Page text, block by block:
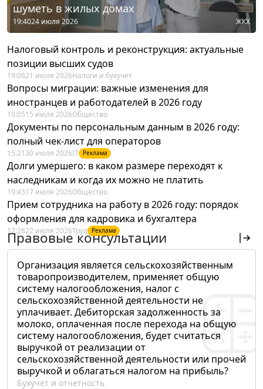
шуметь в жилых домах
19:4024 июля 2026 ЖКХ
Налоговый контроль и реконструкция: актуальные
позиции высших судов
19:0621 июля 2026Налоги и бухучет
Вопросы миграции: важные изменения для
иностранцев и работодателей в 2026 году
19:0515 июля 2026Общество
Документы по персональным данным в 2026 году:
полный чек-лист для операторов
15:21 30 июля 2026IT Реклама
Долги умершего: в каком размере переходят к
наследникам и когда их можно не платить
19:4317 июля 2026Общество
Прием сотрудника на работу в 2026 году: порядок
оформления для кадровика и бухгалтера
12:2822 июля 2026Труд Реклама
Правовые консультации
Организация является сельскохозяйственным
товаропроизводителем, применяет общую
систему налогообложения, налог с
сельскохозяйственной деятельности не
уплачивает. Дебиторская задолженность за
молоко, оплаченная после перехода на общую
систему налогообложения, будет считаться
выручкой от реализации от
сельскохозяйственной деятельности или прочей
выручкой и облагаться налогом на прибыль?
Бухучет и отчетность